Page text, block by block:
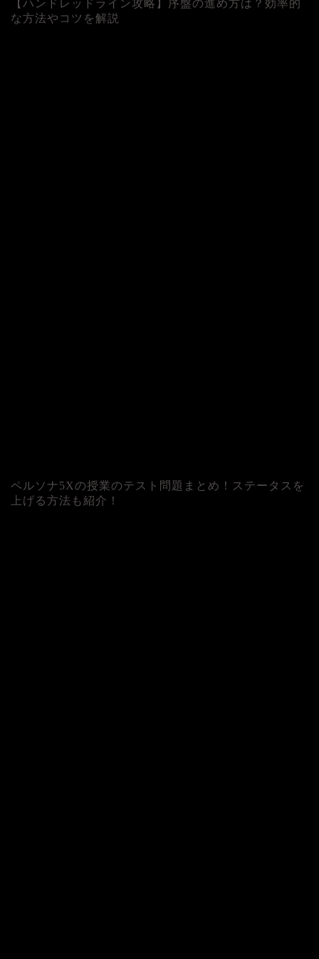
【ハンドレッドライン攻略】序盤の進め方は？効率的
な方法やコツを解説
ペルソナ5Xの授業のテスト問題まとめ！ステータスを
上げる方法も紹介！